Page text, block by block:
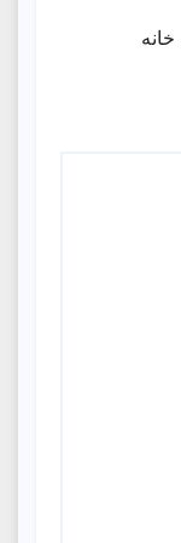
خانە